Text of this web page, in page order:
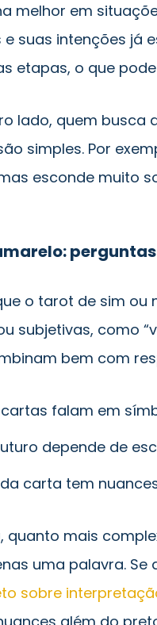
melhor em
e suas intenções já
etapas, o que
lado, quem busca
simples. Por
esconde muito
o tarot de sim
subjetivas, como
bem com
falam em
depende de
carta tem
quanto mais
uma palavra.
sobre